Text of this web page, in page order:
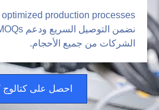
production processes
الشركات من جميع الأحجام.
احصل على كتالوج